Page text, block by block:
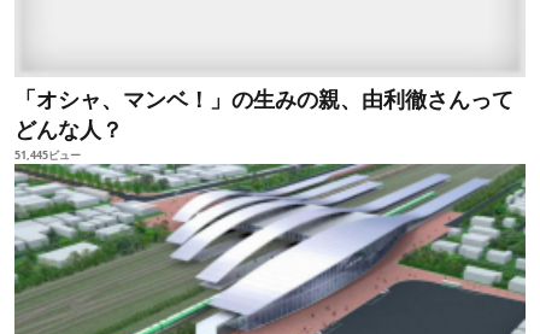
「オシャ、マンベ！」の生みの親、由利徹さんって
どんな人？
51,445ビュー